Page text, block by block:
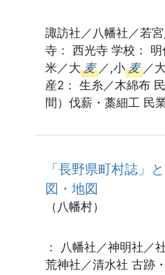
諏訪社／八幡社／若
寺： 西光寺 学校： 明
米／大 麦 ／,小 麦 ／
産2： 生糸／木綿布
間）伐薪・藁細工 民
「長野県町村誌」
図・地図
（八幡村）
： 八幡社／神明社／
荒神社／清水社 古跡